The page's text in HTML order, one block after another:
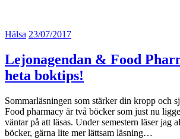
Hälsa 23/07/2017
Lejonagendan & Food
heta boktips!
Sommarläsningen som stärker din kropp och
Food pharmacy är två böcker som just nu
väntar på att läsas. Under semestern läser jag
böcker, gärna lite mer lättsam läsning…